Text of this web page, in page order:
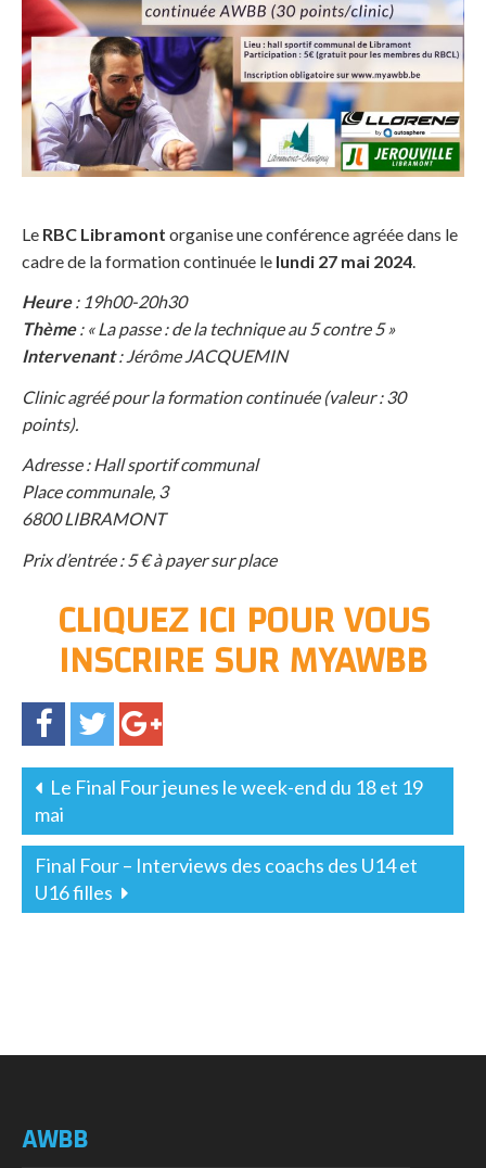
Le RBC Libramont organise une conférence agréée dans le
cadre de la formation continuée le lundi 27 mai 2024
Heure: 19h00-20h30
Thème: « La passe : de la technique au 5 contre 5 »
Intervenant: Jérôme JACQUEMIN
Clinic agréé pour la formation continuée (valeur : 30
points).
Adresse : Hall sportif communal
Place communale, 3
6800 LIBRAMONT
Prix d’entrée : 5 € à payer sur place
CLIQUEZ ICI POUR VOUS
INSCRIRE SUR MYAWBB
Le Final Four jeunes le week-end du 18 et 19
mai
Final Four – Interviews des coachs des U14 et
U16 filles
AWBB